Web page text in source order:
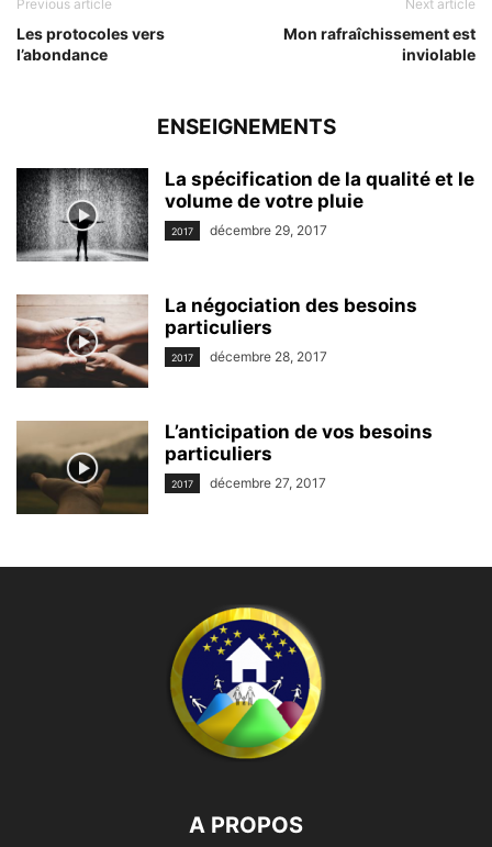
Previous article
Les protocoles vers
l’abondance
Next article
Mon rafraîchissement est
inviolable
ENSEIGNEMENTS
La spécification de la qualité et le
volume de votre pluie
2017 décembre 29, 2017
La négociation des besoins
particuliers
2017 décembre 28, 2017
L’anticipation de vos besoins
particuliers
2017 décembre 27, 2017
A PROPOS